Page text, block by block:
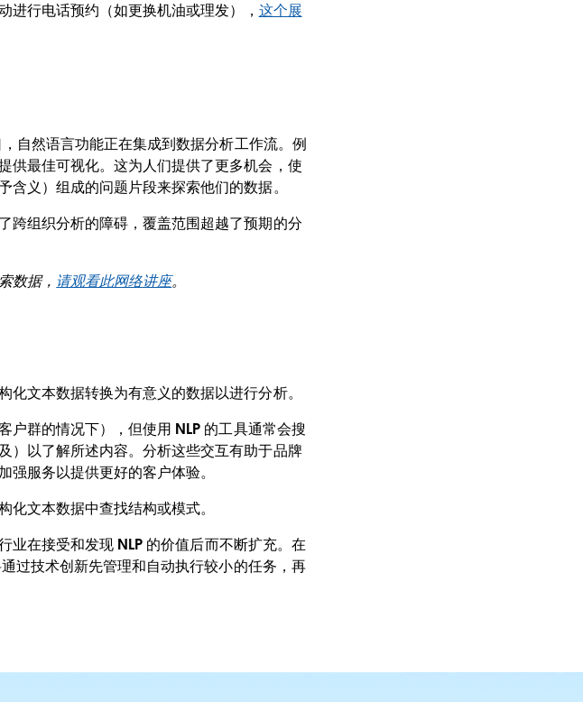
进行电话预约（如更换机油或理发）， 这个展
自然语言功能正在集成到数据分析工作流。例
供最佳可视化。这为人们提供了更多机会，使
义）组成的问题片段来探索他们的数据。
跨组织分析的障碍，覆盖范围超越了预期的分
数据， 请观看此网络讲座。
文本数据转换为有意义的数据以进行分析。
群的情况下），但使用 NLP 的工具通常会搜
）以了解所述内容。分析这些交互有助于品牌
服务以提供更好的客户体验。
化文本数据中查找结构或模式。
业在接受和发现 NLP 的价值后而不断扩充。在
过技术创新先管理和自动执行较小的任务，再